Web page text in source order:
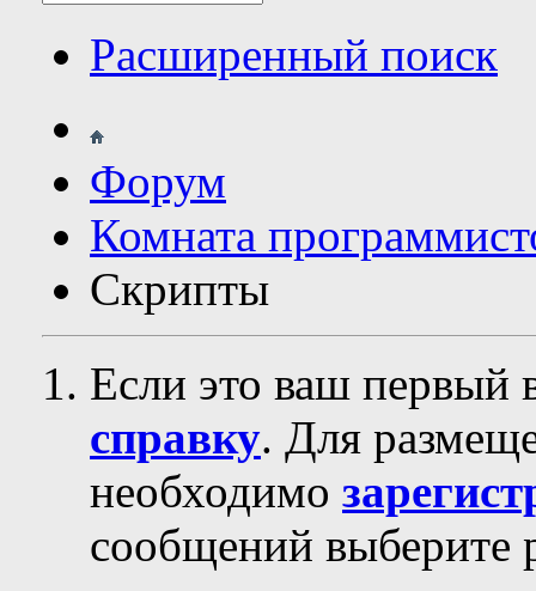
Расширенный поиск
Форум
Комната
Скрипты
Если это ваш первый
справку. Для
необходимо
сообщений выберите